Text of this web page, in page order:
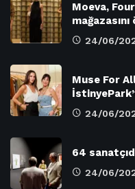
Moeva,
24/06/
Muse For
24/06/
64
24/06/